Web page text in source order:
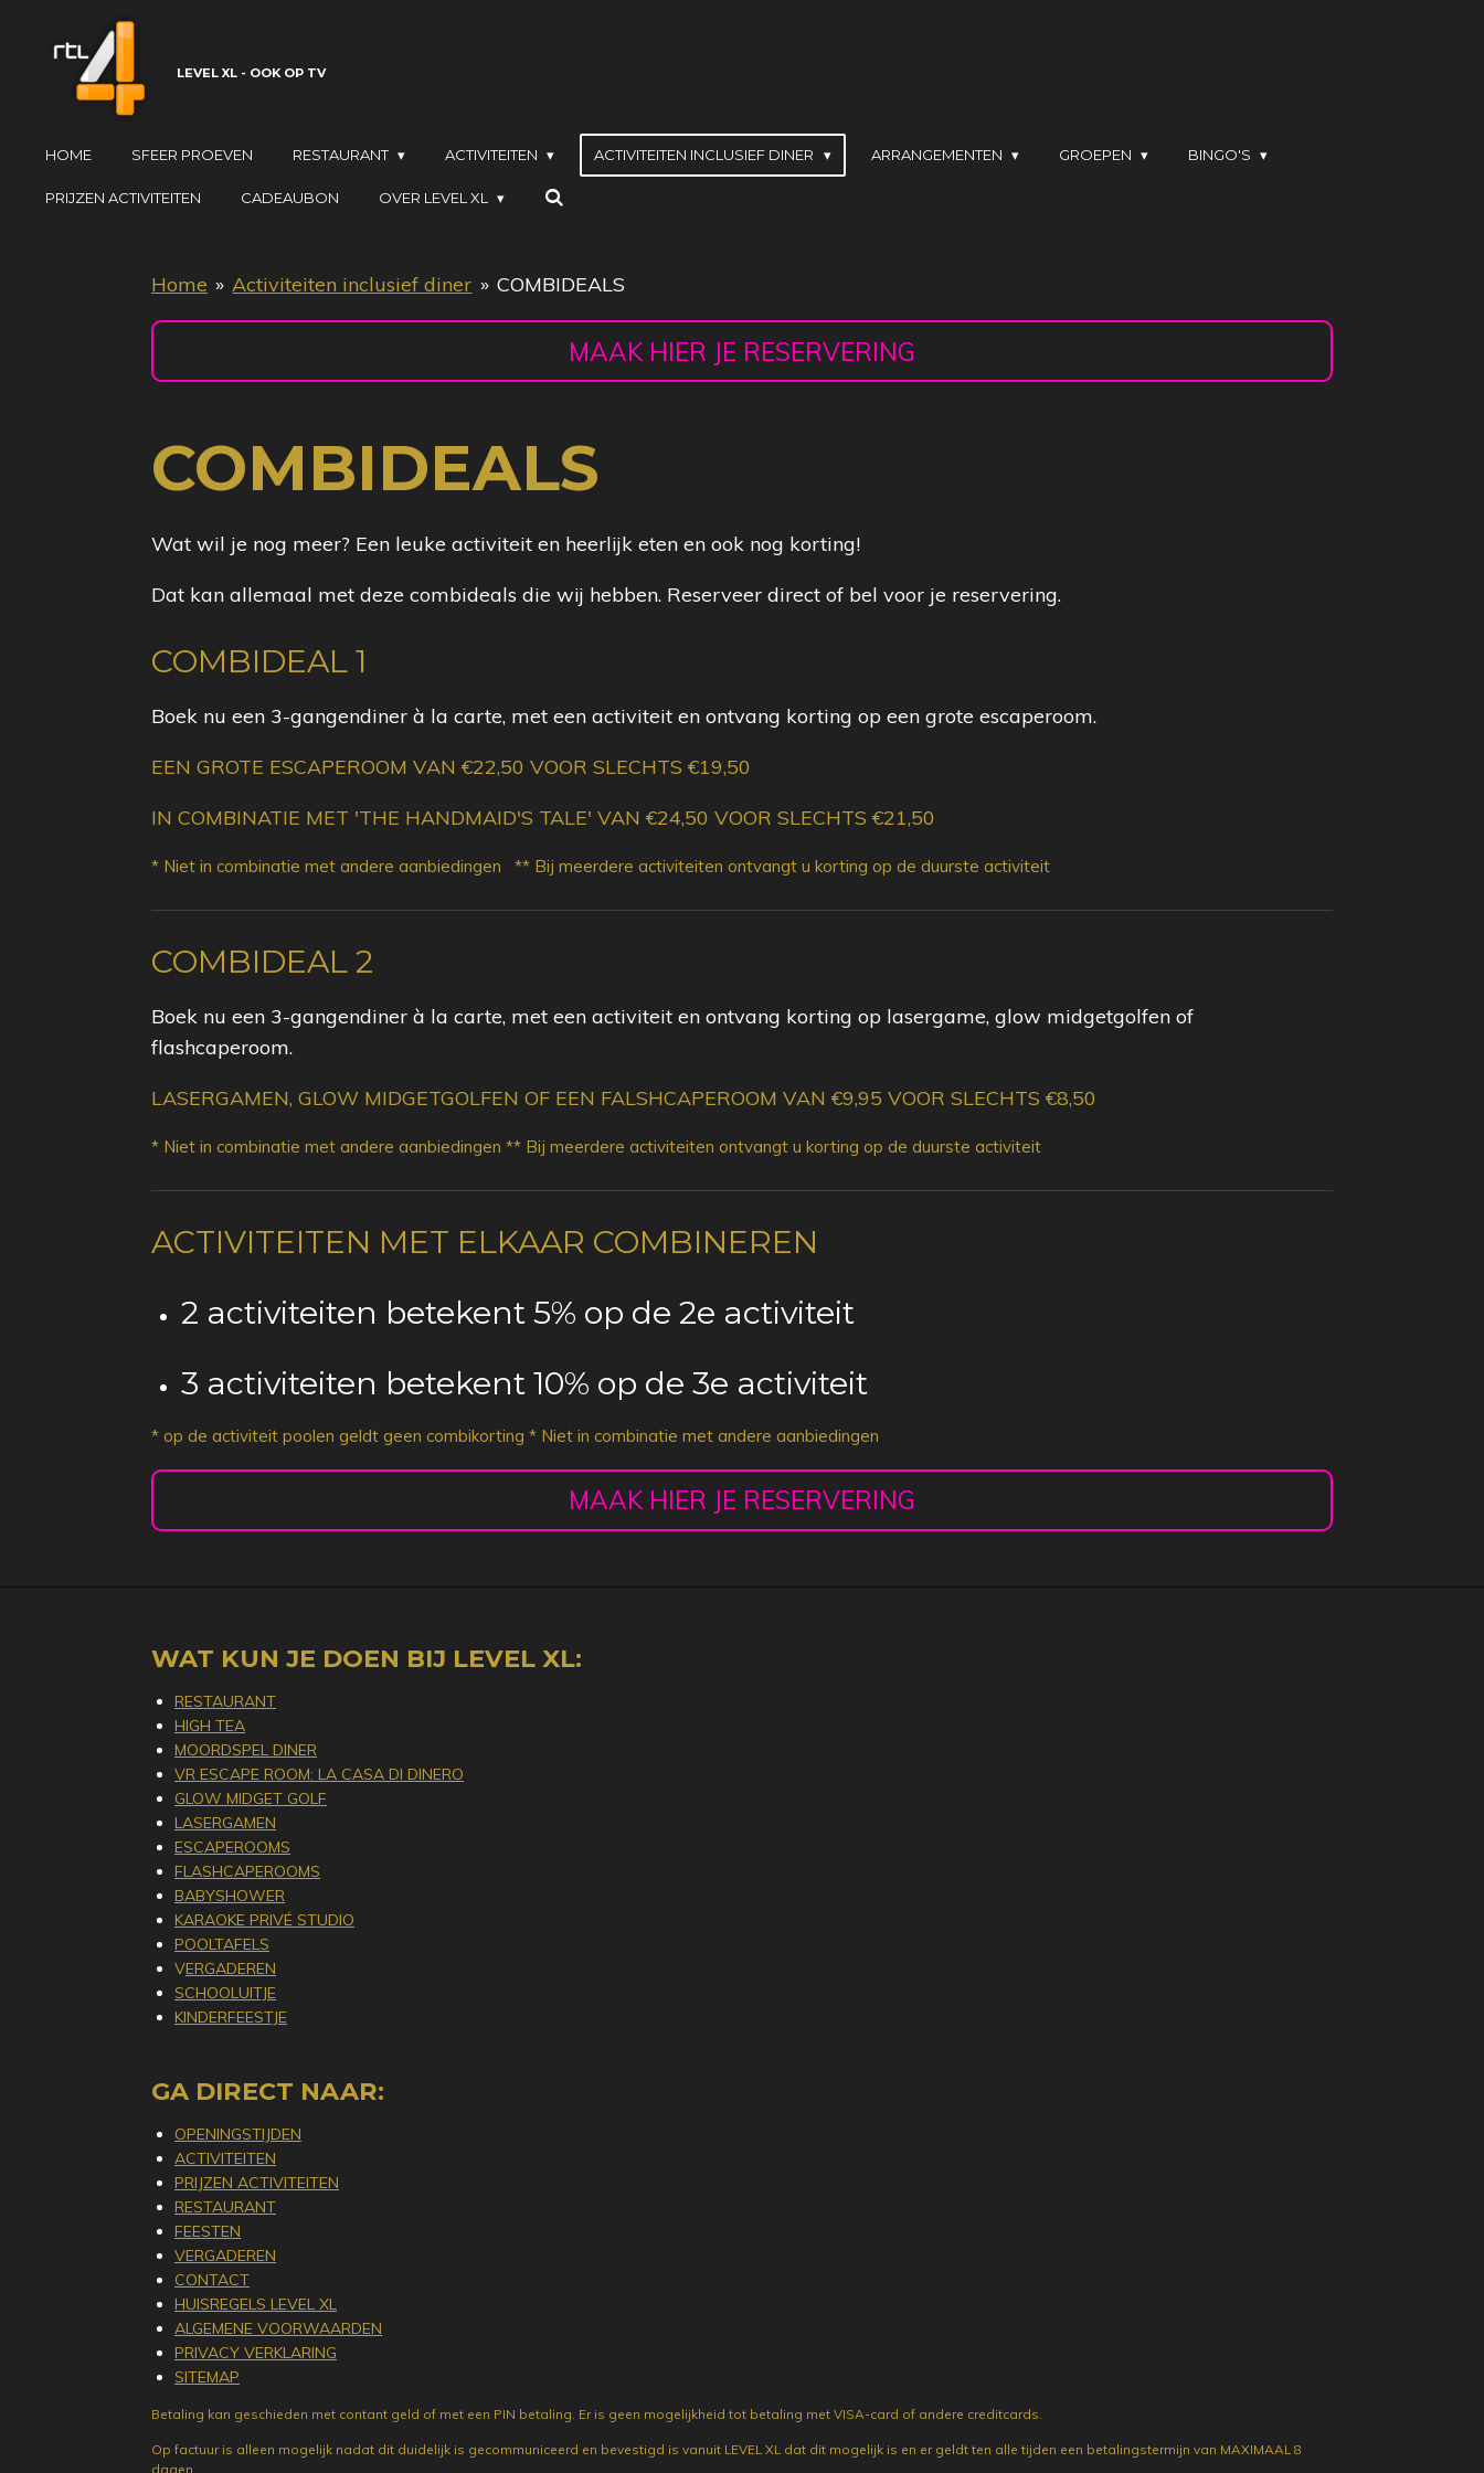
direct
hoofdinhoud
LEVEL XL - OOK OP TV
HOME SFEER PROEVEN RESTAURANT ACTIVITEITEN ACTIVITEITEN INCLUSIEF DINER ARRANGEMENTEN GROEPEN BINGO'S
PRIJZEN ACTIVITEITEN CADEAUBON OVER LEVEL XL
Home » Activiteiten inclusief diner » COMBIDEALS
MAAK HIER JE RESERVERING
COMBIDEALS
Wat wil je nog meer? Een leuke activiteit en heerlijk eten en ook nog korting!
Dat kan allemaal met deze combideals die wij hebben. Reserveer direct of bel voor je reservering.
COMBIDEAL 1
Boek nu een 3-gangendiner à la carte, met een activiteit en ontvang korting op een grote escaperoom.
EEN GROTE ESCAPEROOM VAN €22,50 VOOR SLECHTS €19,50
IN COMBINATIE MET 'THE HANDMAID'S TALE' VAN €24,50 VOOR SLECHTS €21,50
* Niet in combinatie met andere aanbiedingen ** Bij meerdere activiteiten ontvangt u korting op de duurste activiteit
COMBIDEAL 2
Boek nu een 3-gangendiner à la carte, met een activiteit en ontvang korting op lasergame, glow midgetgolfen of
flashcaperoom.
LASERGAMEN, GLOW MIDGETGOLFEN OF EEN FALSHCAPEROOM VAN €9,95 VOOR SLECHTS €8,50
* Niet in combinatie met andere aanbiedingen ** Bij meerdere activiteiten ontvangt u korting op de duurste activiteit
ACTIVITEITEN MET ELKAAR COMBINEREN
2 activiteiten betekent 5% op de 2e activiteit
3 activiteiten betekent 10% op de 3e activiteit
* op de activiteit poolen geldt geen combikorting * Niet in combinatie met andere aanbiedingen
MAAK HIER JE RESERVERING
WAT KUN JE DOEN BIJ LEVEL XL:
RESTAURANT
HIGH TEA
MOORDSPEL DINER
VR ESCAPE ROOM: LA CASA DI DINERO
GLOW MIDGET GOLF
LASERGAMEN
ESCAPEROOMS
FLASHCAPEROOMS
BABYSHOWER
KARAOKE PRIVÉ STUDIO
POOLTAFELS
VERGADEREN
SCHOOLUITJE
KINDERFEESTJE
GA DIRECT NAAR:
OPENINGSTIJDEN
ACTIVITEITEN
PRIJZEN ACTIVITEITEN
RESTAURANT
FEESTEN
VERGADEREN
CONTACT
HUISREGELS LEVEL XL
ALGEMENE VOORWAARDEN
PRIVACY VERKLARING
SITEMAP
Betaling kan geschieden met contant geld of met een PIN betaling. Er is geen mogelijkheid tot betaling met VISA-card of andere creditcards.
Op factuur is alleen mogelijk nadat dit duidelijk is gecommuniceerd en bevestigd is vanuit LEVEL XL dat dit mogelijk is en er geldt ten alle tijden een betalingstermijn van MAXIMAAL 8
dagen